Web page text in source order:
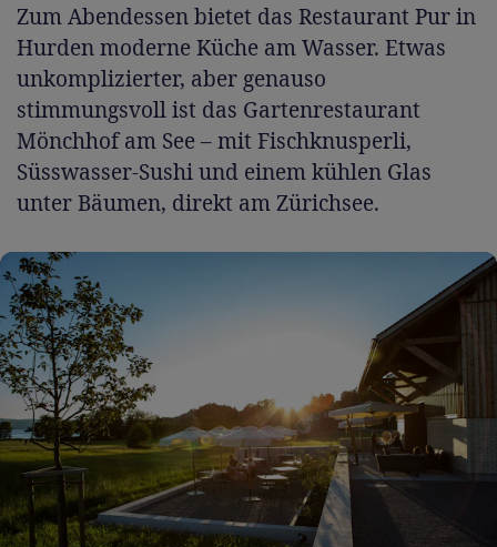
Zum Abendessen bietet das Restaurant Pur in
Hurden moderne Küche am Wasser. Etwas
unkomplizierter, aber genauso
stimmungsvoll ist das Gartenrestaurant
Mönchhof am See – mit Fischknusperli,
Süsswasser-Sushi und einem kühlen Glas
unter Bäumen, direkt am Zürichsee.